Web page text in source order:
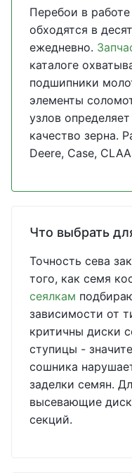
Перебои в
обходятся в
ежедневно.
каталоге
подшипники
элементы
узлов
качество зерна.
Deere, Case,
Что выбрать
Точность сева
того, как семя
сеялкам
зависимости от
критичны диски
ступицы -
сошника
заделки семян.
высевающие
секций.